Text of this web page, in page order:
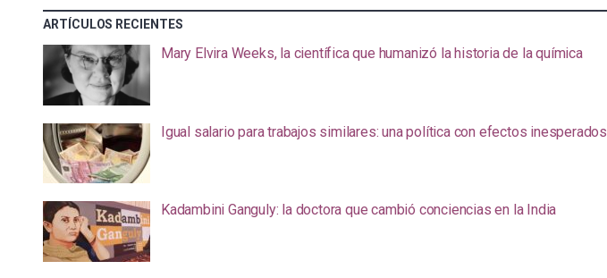
ARTÍCULOS RECIENTES
Mary Elvira Weeks, la científica que humanizó la historia de la química
Igual salario para trabajos similares: una política con efectos inesperados
Kadambini Ganguly: la doctora que cambió conciencias en la India